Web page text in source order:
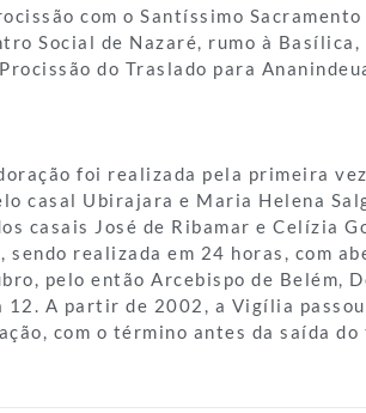
com o Santíssimo
Social de Nazaré, rumo à Basílica,
do Traslado para
foi realizada pela primeira
casal Ubirajara e Maria Helena
casais José de Ribamar e Celízia
sendo realizada em 24 horas, com
pelo então Arcebispo de Belém,
12. A partir de 2002, a Vigília
com o término antes da saída